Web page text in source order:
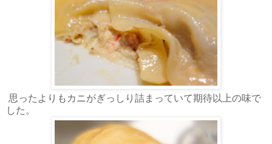
思ったよりもカニがぎっしり詰まっていて期待以上の味で
した。